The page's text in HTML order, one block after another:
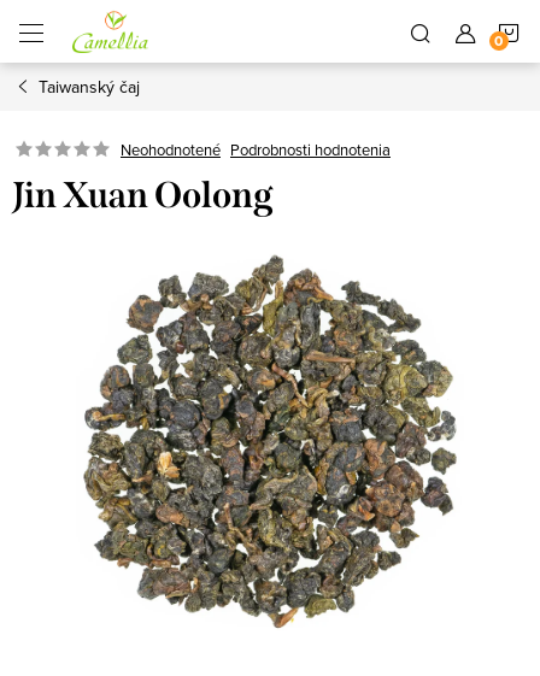
obsah
Taiwanský čaj
Neohodnotené Podrobnosti hodnotenia
Jin Xuan Oolong